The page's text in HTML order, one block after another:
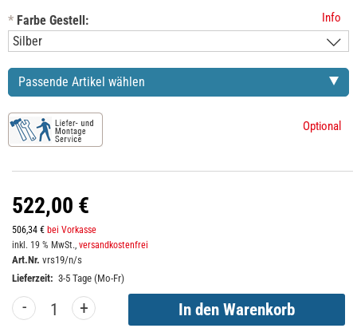
* Farbe Gestell: Info
Passende Artikel wählen
Optional
522,00 €
506,34 € bei Vorkasse
inkl. 19 % MwSt., versandkostenfrei
Art.Nr. vrs19/n/s
Lieferzeit: 3-5 Tage (Mo-Fr)
- +